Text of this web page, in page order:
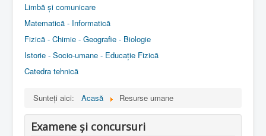
Limbă și comunicare
Matematică - Informatică
Fizică - Chimie - Geografie - Biologie
Istorie - Socio-umane - Educație Fizică
Catedra tehnică
Sunteți aici: Acasă Resurse umane
Examene și concursuri